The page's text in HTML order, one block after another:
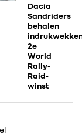
Dacia
Sandriders
behalen
2e
World
Rally-
Raid-
winst